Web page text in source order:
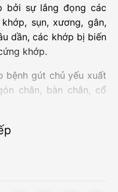
bởi sự lắng đọng các
sụn, xương, gân,
dần, các khớp bị biến
khớp.
bệnh gút chủ yếu xuất
chân, bàn chân, cổ
với triệu chứng của